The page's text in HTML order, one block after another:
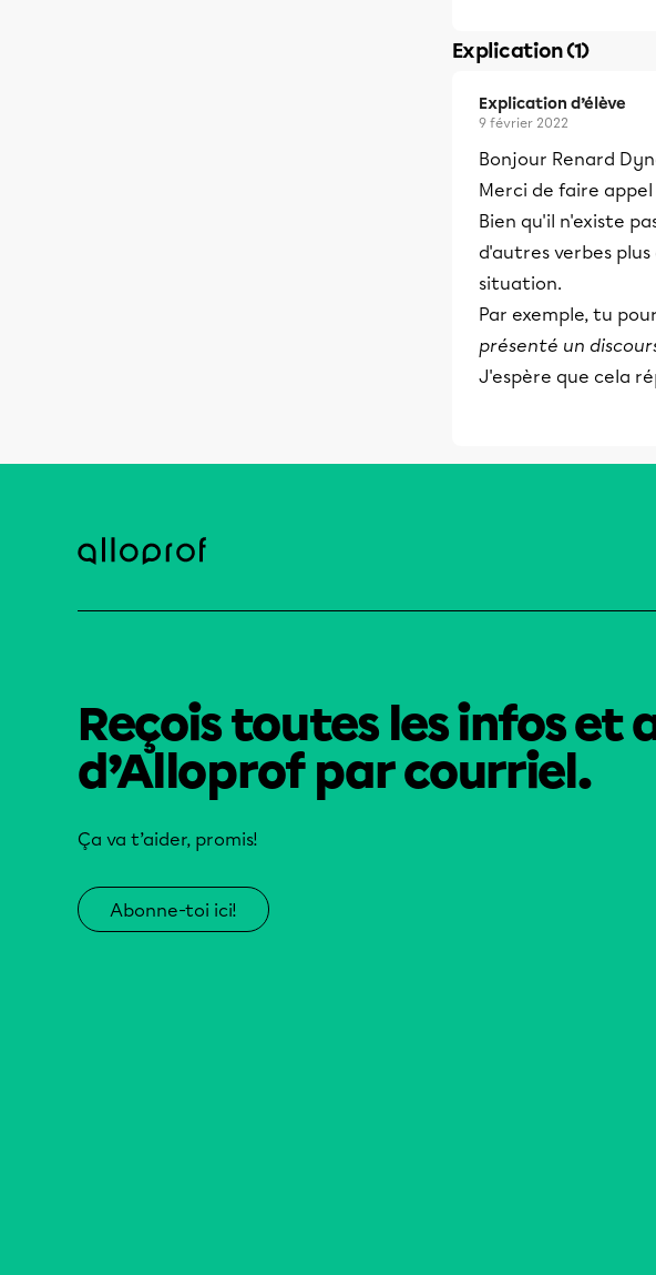
Explication (1)
Explication d’élève
9 février 2022
Bonjour Renard
Merci de faire appel
Bien qu'il n'existe
d'autres verbes
situation.
Par exemple, tu
présenté un
J'espère que cela
Reçois toutes les infos et
d’Alloprof par courriel.
Ça va t’aider, promis!
Abonne-toi ici!